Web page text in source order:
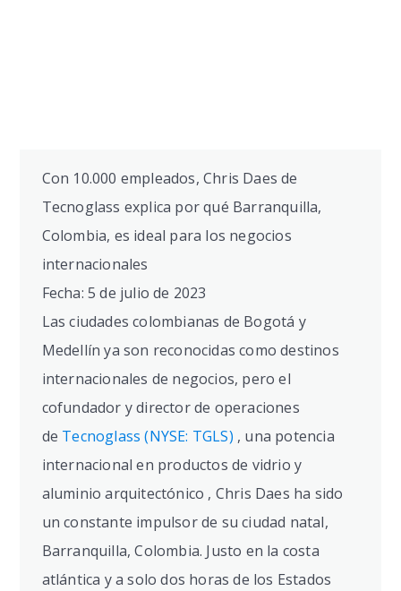
Con 10.000 empleados, Chris Daes de
Tecnoglass explica por qué Barranquilla,
Colombia, es ideal para los negocios
internacionales
Fecha: 5 de julio de 2023
Las ciudades colombianas de Bogotá y
Medellín ya son reconocidas como destinos
internacionales de negocios, pero el
cofundador y director de operaciones
de Tecnoglass (NYSE: TGLS) , una potencia
internacional en productos de vidrio y
aluminio arquitectónico , Chris Daes ha sido
un constante impulsor de su ciudad natal,
Barranquilla, Colombia. Justo en la costa
atlántica y a solo dos horas de los Estados